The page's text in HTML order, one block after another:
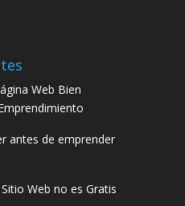
Web Bien
antes de emprender
Web no es Gratis